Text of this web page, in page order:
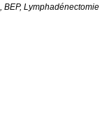
Lymphadénectomie